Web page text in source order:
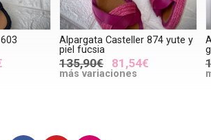
Alpargata Casteller 874 yute y
piel fucsia
135,90€ 81,54€
más variaciones